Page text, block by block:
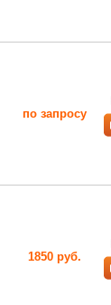
по запросу
1850 руб.